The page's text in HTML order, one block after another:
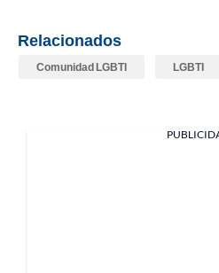
Relacionados
Comunidad LGBTI LGBTI